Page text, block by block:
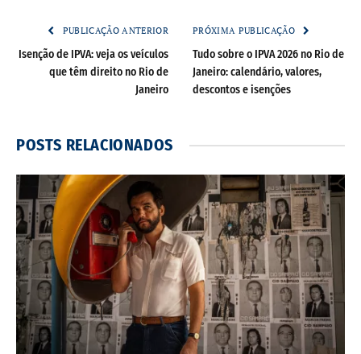
PUBLICAÇÃO ANTERIOR
Isenção de IPVA: veja os veículos
que têm direito no Rio de
Janeiro
PRÓXIMA PUBLICAÇÃO
Tudo sobre o IPVA 2026 no Rio de
Janeiro: calendário, valores,
descontos e isenções
POSTS RELACIONADOS